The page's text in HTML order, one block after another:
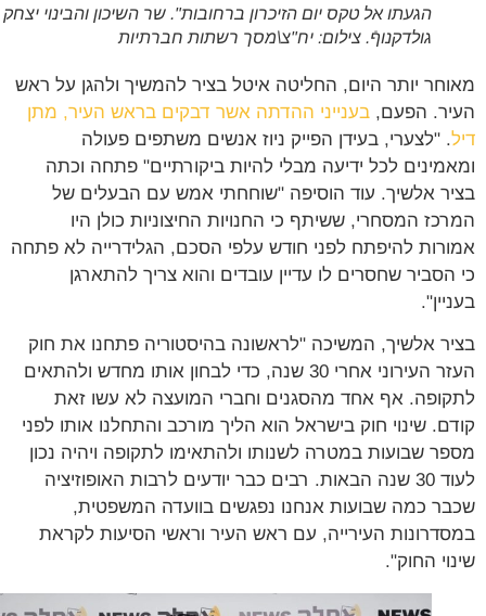
הגעתו אל טקס יום הזיכרון ברחובות". שר השיכון והבינוי יצחק
גולדקנוףֿ. צילום: יח"צ\מסך רשתות חברתיות
יותר היום, החליטה איטל בציר להמשיך ולהגן על ראש
הפעם,בענייני ההדתה אשר דבקים בראש העיר, מתן
. "לצערי, בעידן הפייק ניוז אנשים משתפים פעולה
לכל ידיעה מבלי להיות ביקורתיים" פתחה וכתה
אלשיך. עוד הוסיפה "שוחחתי אמש עם הבעלים של
המסחרי, ששיתף כי החנויות החיצוניות כולן היו
להיפתח לפני חודש עלפי הסכם, הגלידרייה לא פתחה
שחסרים לו עדיין עובדים והוא צריך להתארגן
אלשיך, המשיכה "לראשונה בהיסטוריה פתחנו את חוק
העזר העירוני אחרי 30 שנה, כדי לבחון אותו מחדש ולהתאים
אף אחד מהסגנים וחברי המועצה לא עשו זאת
שינוי חוק בישראל הוא הליך מורכב והתחלנו אותו לפני
שבועות במטרה לשנותו ולהתאימו לתקופה ויהיה נכון
לעוד 30 שנה הבאות. רבים כבר יודעים לרבות האופוזיציה
כמה שבועות אנחנו נפגשים בוועדה המשפטית,
העירייה, עם ראש העיר וראשי הסיעות לקראת
החוק".